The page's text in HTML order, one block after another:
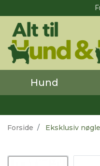
Hund
Forside Eksklusiv